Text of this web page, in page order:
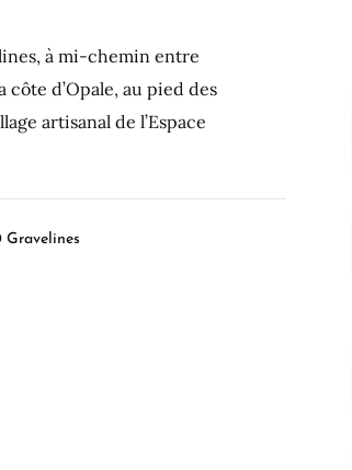
à mi-chemin entre
côte d’Opale, au pied des
artisanal de l’Espace
Gravelines